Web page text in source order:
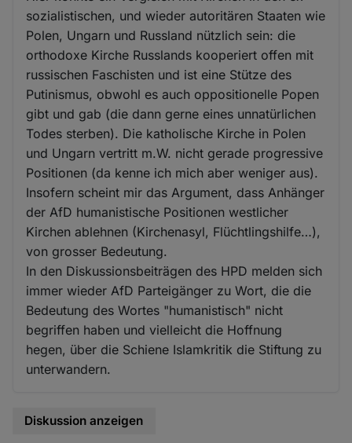
sozialistischen, und wieder autoritären Staaten wie
Polen, Ungarn und Russland nützlich sein: die
orthodoxe Kirche Russlands kooperiert offen mit
russischen Faschisten und ist eine Stütze des
Putinismus, obwohl es auch oppositionelle Popen
gibt und gab (die dann gerne eines unnatürlichen
Todes sterben). Die katholische Kirche in Polen
und Ungarn vertritt m.W. nicht gerade progressive
Positionen (da kenne ich mich aber weniger aus).
Insofern scheint mir das Argument, dass Anhänger
der AfD humanistische Positionen westlicher
Kirchen ablehnen (Kirchenasyl, Flüchtlingshilfe…),
von grosser Bedeutung.
In den Diskussionsbeiträgen des HPD melden sich
immer wieder AfD Parteigänger zu Wort, die die
Bedeutung des Wortes "humanistisch" nicht
begriffen haben und vielleicht die Hoffnung
hegen, über die Schiene Islamkritik die Stiftung zu
unterwandern.
Diskussion anzeigen